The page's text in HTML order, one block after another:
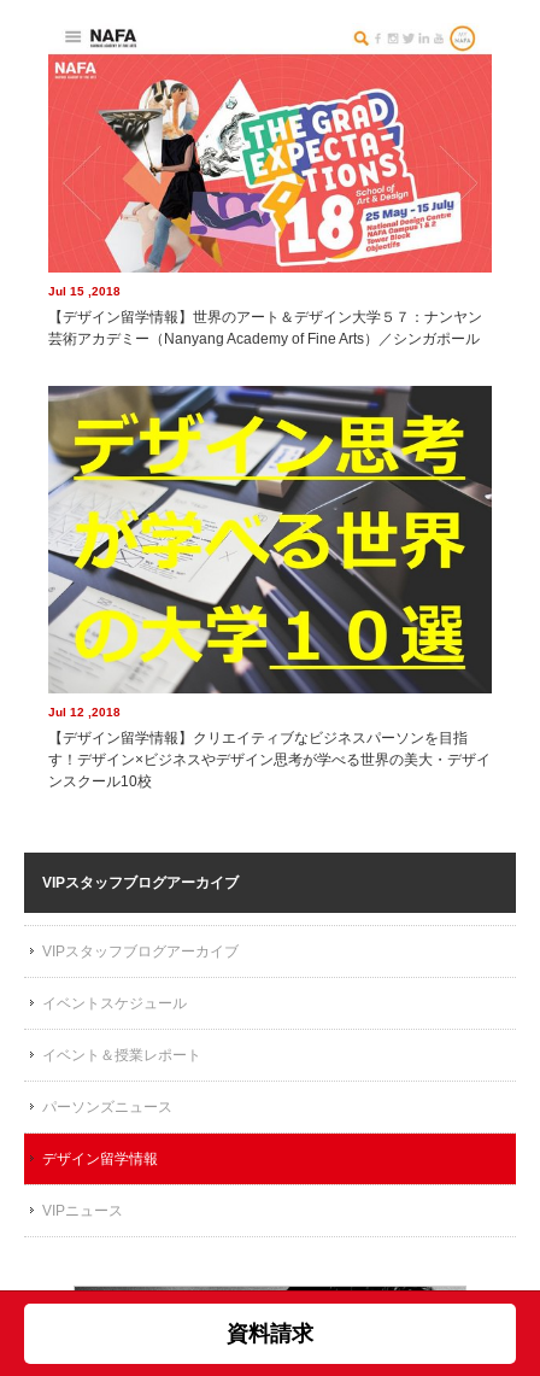
Jul 15 ,2018
【デザイン留学情報】世界のアート＆デザイン大学５７：ナンヤン
芸術アカデミー（Nanyang Academy of Fine Arts）／シンガポール
Jul 12 ,2018
【デザイン留学情報】クリエイティブなビジネスパーソンを目指
す！デザイン×ビジネスやデザイン思考が学べる世界の美大・デザイ
ンスクール10校
VIPスタッフブログアーカイブ
VIPスタッフブログアーカイブ
イベントスケジュール
イベント＆授業レポート
パーソンズニュース
デザイン留学情報
VIPニュース
資料請求